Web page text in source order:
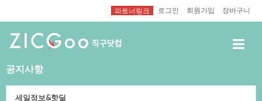
파트너링크 로그인 회원가입 장바구니
공지사항
세일정보&핫딜